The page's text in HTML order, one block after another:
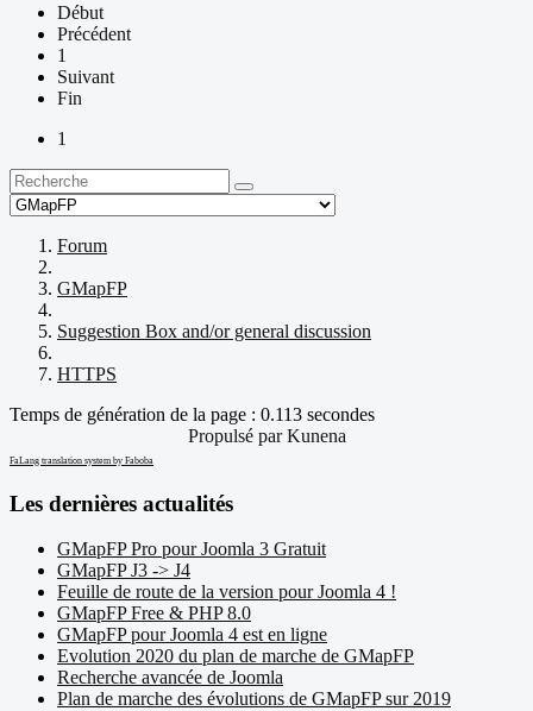
Début
Précédent
1
Suivant
Fin
1
Forum
GMapFP
Suggestion Box and/or general discussion
HTTPS
Temps de génération de la page : 0.113 secondes
Propulsé parKunena
FaLang translation system by Faboba
Les dernières actualités
GMapFP Pro pour Joomla 3 Gratuit
GMapFP J3 -> J4
Feuille de route de la version pour Joomla 4 !
GMapFP Free & PHP 8.0
GMapFP pour Joomla 4 est en ligne
Evolution 2020 du plan de marche de GMapFP
Recherche avancée de Joomla
Plan de marche des évolutions de GMapFP sur 2019